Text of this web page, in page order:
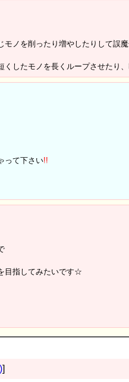
ノを削ったり増やしたりして誤魔
したモノを長くループさせた
って下さい!!
目指してみたいです☆
]